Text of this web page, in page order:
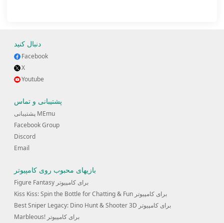
دنبال کنید
Facebook
X
Youtube
پشتیبانی و تماس
پشتیبانی MEmu
Facebook Group
Discord
Email
بازیهای محبوب روی کامپیوتر
Figure Fantasy برای کامپیوتر
Kiss Kiss: Spin the Bottle for Chatting & Fun برای کامپیوتر
Best Sniper Legacy: Dino Hunt & Shooter 3D برای کامپیوتر
Marbleous! برای کامپیوتر